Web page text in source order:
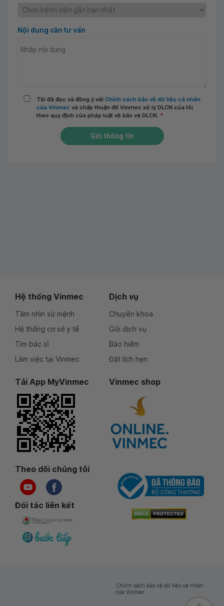
Nội dung cần tư vấn
Tôi đã đọc và đồng ý với Chính sách bảo vệ dữ liệu cá nhân
của Vinmec và chấp thuận để Vinmec xử lý DLCN của tôi
theo quy định của pháp luật về bảo vệ DLCN. *
Gửi thông tin
Hệ thống Vinmec
Tầm nhìn sứ mệnh
Hệ thống cơ sở y tế
Tìm bác sĩ
Làm việc tại Vinmec
Dịch vụ
Chuyên khoa
Gói dịch vụ
Bảo hiểm
Đặt lịch hẹn
Tải App MyVinmec Vinmec shop
Theo dõi chúng tôi
Đối tác liên kết
Chính sách bảo vệ dữ liệu cá nhân
của Vinmec